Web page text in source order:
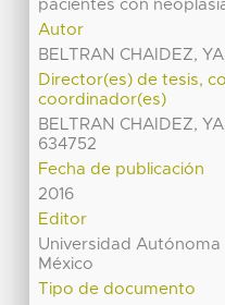
pacientes con
Autor
BELTRAN CHAIDEZ,
Director(es) de tesis,
coordinador(es)
BELTRAN CHAIDEZ,
634752
Fecha de publicación
2016
Editor
Universidad
México
Tipo de documento